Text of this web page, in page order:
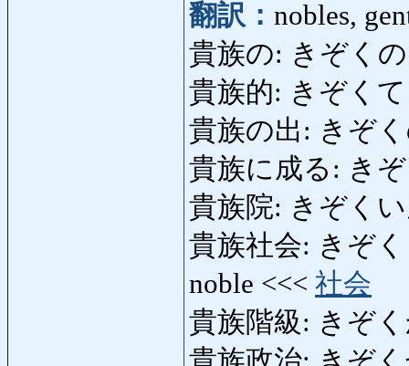
翻訳： nobles,
貴族の: きぞくの
貴族的: きぞく
貴族の出: きぞく
貴族に成る: き
貴族院: きぞくい
貴族社会: きぞく
noble <<< 社会
貴族階級: きぞ